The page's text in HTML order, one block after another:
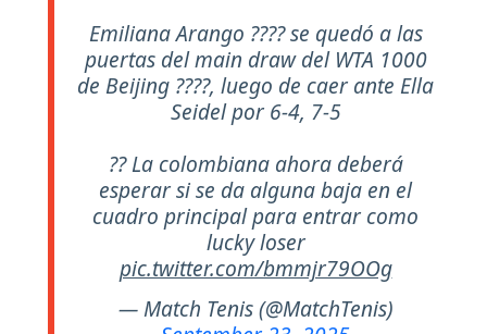
Emiliana Arango ???? se quedó a las
puertas del main draw del WTA 1000
de Beijing ????, luego de caer ante Ella
Seidel por 6-4, 7-5
?? La colombiana ahora deberá
esperar si se da alguna baja en el
cuadro principal para entrar como
lucky loser
pic.twitter.com/bmmjr79OOg
— Match Tenis (@MatchTenis)